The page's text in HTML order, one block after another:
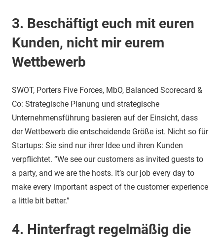
3. Beschäftigt euch mit euren
Kunden, nicht mir eurem
Wettbewerb
SWOT, Porters Five Forces, MbO, Balanced Scorecard &
Co: Strategische Planung und strategische
Unternehmensführung basieren auf der Einsicht, dass
der Wettbewerb die entscheidende Größe ist. Nicht so für
Startups: Sie sind nur ihrer Idee und ihren Kunden
verpflichtet. “We see our customers as invited guests to
a party, and we are the hosts. It’s our job every day to
make every important aspect of the customer experience
a little bit better.”
4. Hinterfragt regelmäßig die